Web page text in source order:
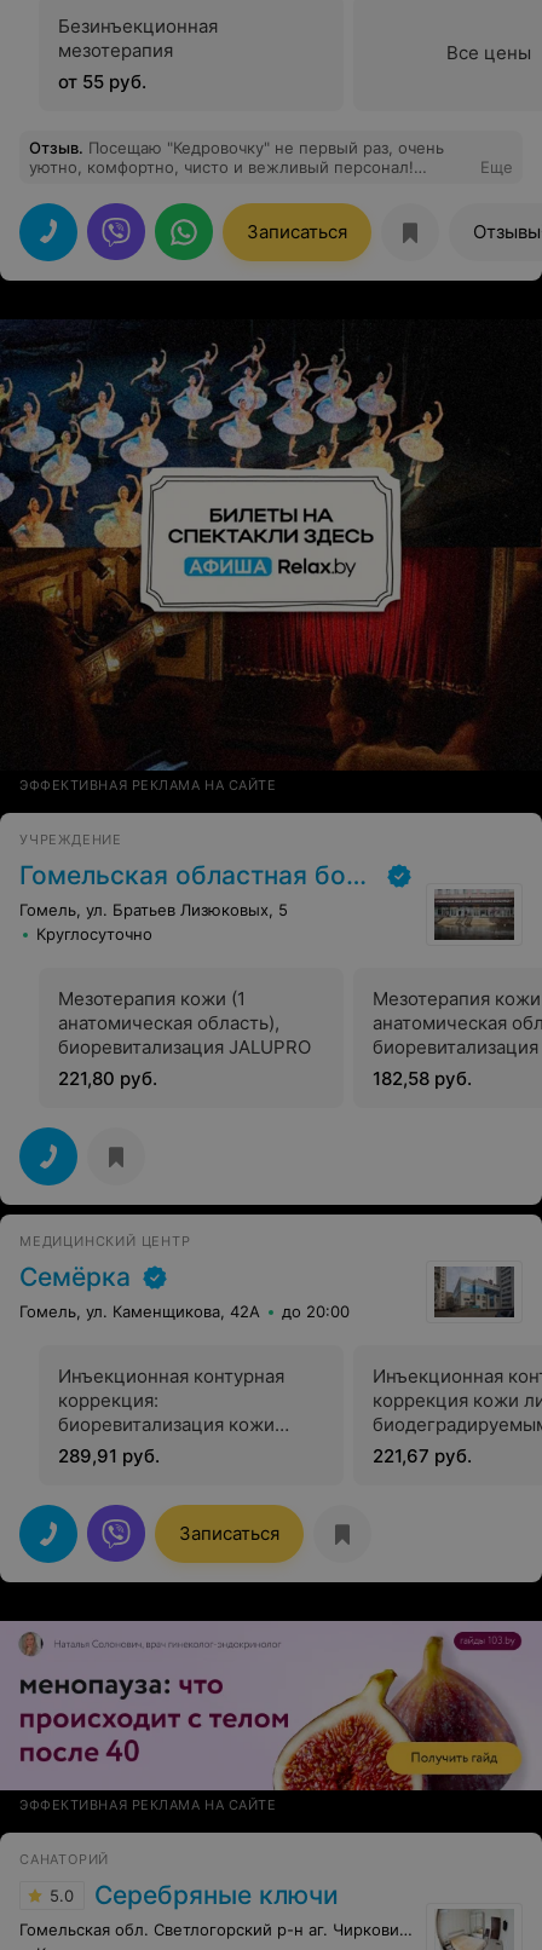
Безинъекционная
мезотерапия
от 55 руб.
Все цены
Отзыв. Посещаю "Кедровочку" не первый раз, очень
уютно, комфортно, чисто и вежливый персонал!
Рекомендую всем!
Еще
Записаться Отзывы
ЭФФЕКТИВНАЯ РЕКЛАМА НА САЙТЕ
УЧРЕЖДЕНИЕ
Гомельская областная больница
Гомель, ул. Братьев Лизюковых, 5
Круглосуточно
Мезотерапия кожи (1
анатомическая область),
биоревитализация JALUPRO
221,80 руб.
Мезотерапия кожи
анатомическая
биоревитализация
(волосистой
182,58 руб.
МЕДИЦИНСКИЙ ЦЕНТР
Семёрка
Гомель, ул. Каменщикова, 42А до 20:00
Инъекционная контурная
коррекция:
биоревитализация кожи
лица, шеи
биодеградируемыми
мезотарапии на основе
нестабилизированной
гиалуроновой кислоты RRS
Испания
289,91 руб.
Инъекционная
коррекция кожи
имплантатами:
мезотарапии на
221,67 руб.
Записаться
ЭФФЕКТИВНАЯ РЕКЛАМА НА САЙТЕ
САНАТОРИЙ
5.0 Серебряные ключи
Гомельская обл. Светлогорский р-н аг. Чирковичи